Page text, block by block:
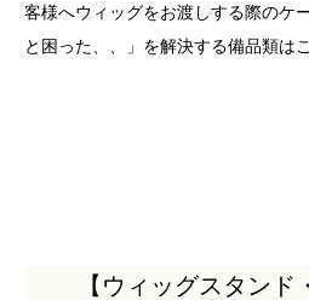
客様へウィッグをお渡しする際のケ
と困った、、」を解決する備品類は
【ウィッグスタン